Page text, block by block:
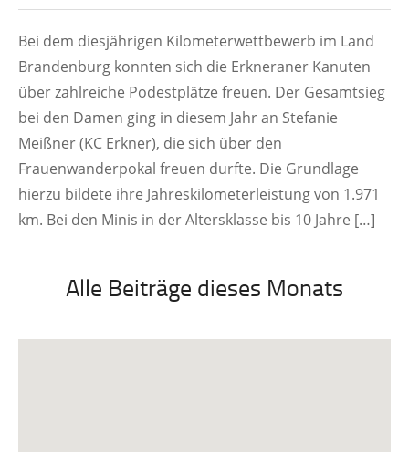
Bei dem diesjährigen Kilometerwettbewerb im Land
Brandenburg konnten sich die Erkneraner Kanuten
über zahlreiche Podestplätze freuen. Der Gesamtsieg
bei den Damen ging in diesem Jahr an Stefanie
Meißner (KC Erkner), die sich über den
Frauenwanderpokal freuen durfte. Die Grundlage
hierzu bildete ihre Jahreskilometerleistung von 1.971
km. Bei den Minis in der Altersklasse bis 10 Jahre […]
Alle Beiträge dieses Monats